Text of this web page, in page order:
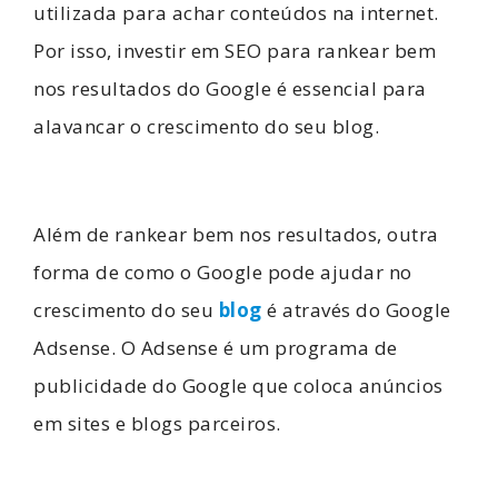
utilizada para achar conteúdos na internet.
Por isso, investir em SEO para rankear bem
nos resultados do Google é essencial para
alavancar o crescimento do seu blog.
Além de rankear bem nos resultados, outra
forma de como o Google pode ajudar no
crescimento do seu blog é através do Google
Adsense. O Adsense é um programa de
publicidade do Google que coloca anúncios
em sites e blogs parceiros.